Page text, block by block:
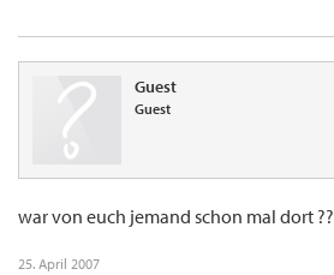
Guest
Guest
war von euch jemand schon mal dort ??
25. April 2007